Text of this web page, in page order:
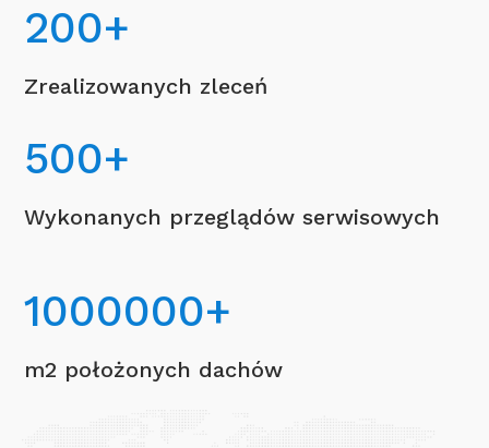
200+
Zrealizowanych zleceń
500+
Wykonanych przeglądów serwisowych
1000000+
m2 położonych dachów